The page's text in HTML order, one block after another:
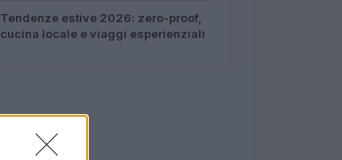
Tendenze estive 2026: zero-proof,
cucina locale e viaggi esperienziali